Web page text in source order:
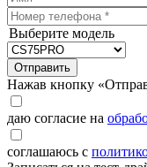
Выберите модель
Отправить
Нажав кнопку
даю согласие на
соглашаюсь с